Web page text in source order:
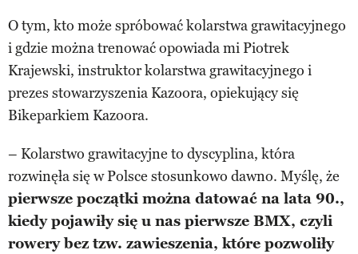
O tym, kto może spróbować kolarstwa grawitacyjnego
i gdzie można trenować opowiada mi Piotrek
Krajewski, instruktor kolarstwa grawitacyjnego i
prezes stowarzyszenia Kazoora, opiekujący się
Bikeparkiem Kazoora.
– Kolarstwo grawitacyjne to dyscyplina, która
rozwinęła się w Polsce stosunkowo dawno. Myślę, że
pierwsze początki można datować na lata 90.,
kiedy pojawiły się u nas pierwsze BMX, czyli
rowery bez tzw. zawieszenia, które pozwoliły